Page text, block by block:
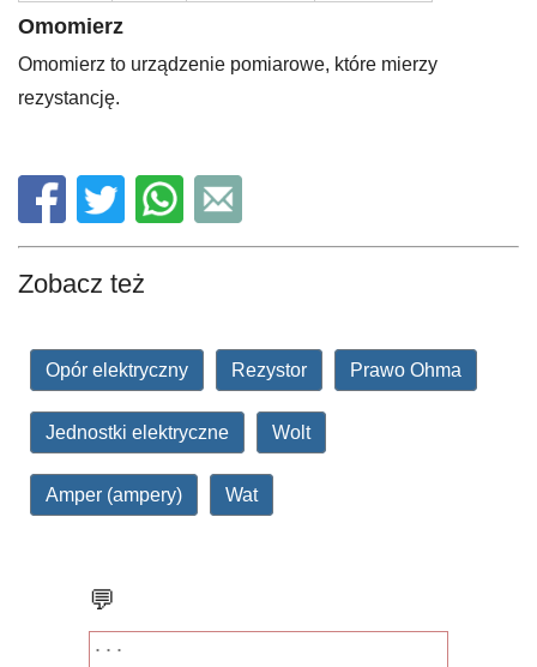
Omomierz
Omomierz to urządzenie pomiarowe, które mierzy
rezystancję.
Zobacz też
Opór elektryczny Rezystor Prawo Ohma
Jednostki elektryczne Wolt
Amper (ampery) Wat
💬